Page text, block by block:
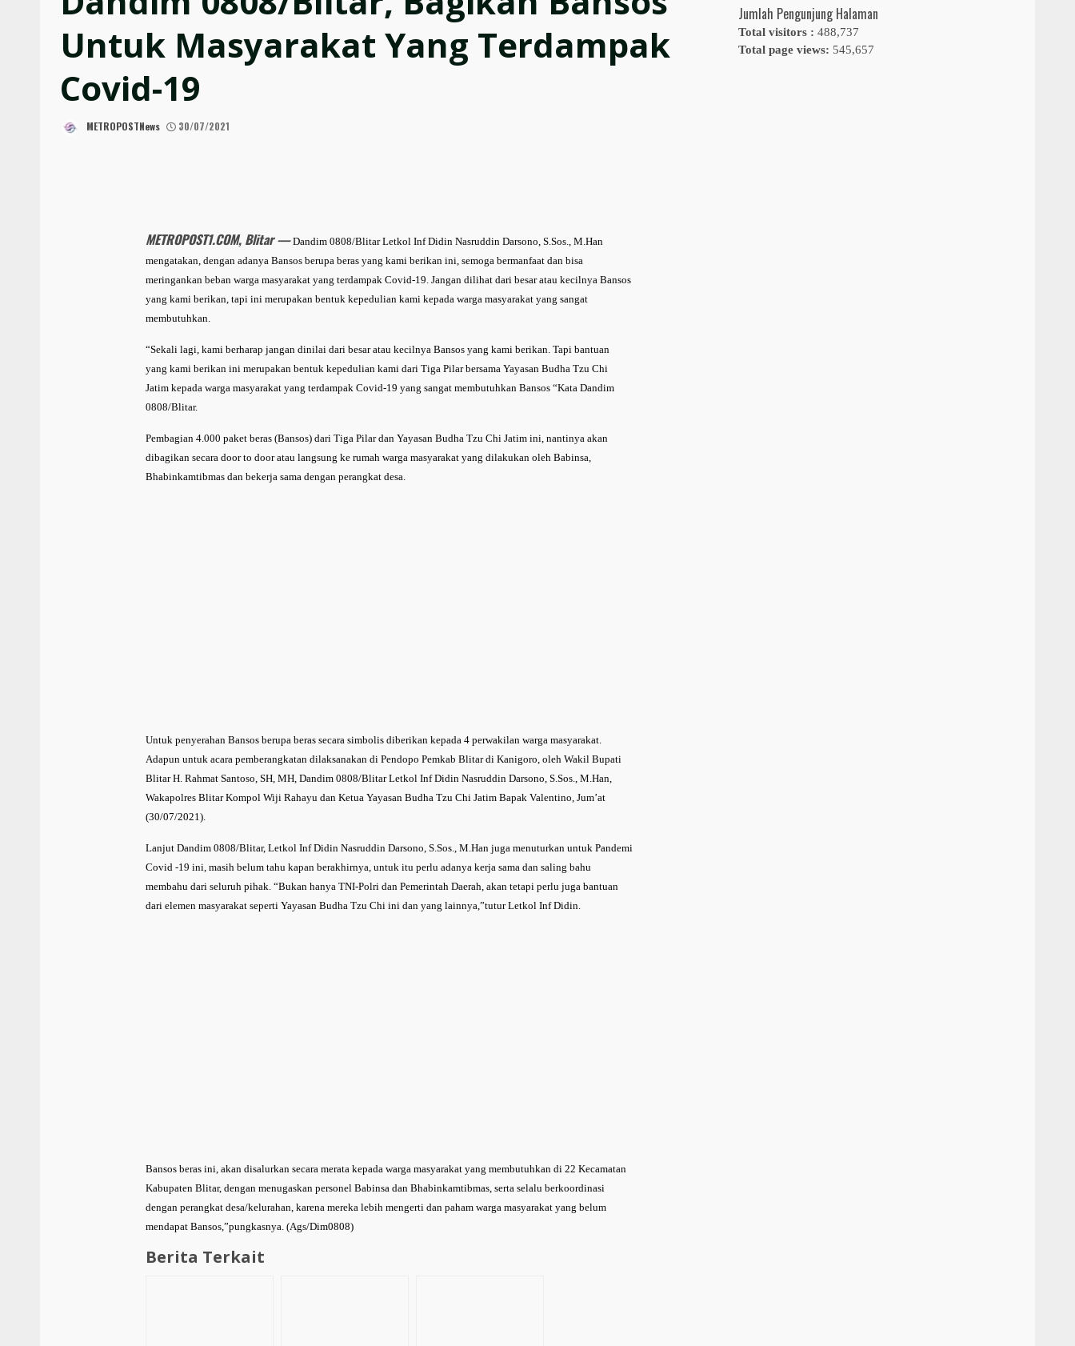
Untuk Masyarakat Yang Terdampak
Covid-19
METROPOSTNews 30/07/2021
METROPOST1.COM, Blitar —Dandim 0808/Blitar Letkol Inf Didin Nasruddin Darsono, S.Sos., M.Han
mengatakan, dengan adanya Bansos berupa beras yang kami berikan ini, semoga bermanfaat dan bisa
meringankan beban warga masyarakat yang terdampak Covid-19. Jangan dilihat dari besar atau kecilnya Bansos
yang kami berikan, tapi ini merupakan bentuk kepedulian kami kepada warga masyarakat yang sangat
membutuhkan.
“Sekali lagi, kami berharap jangan dinilai dari besar atau kecilnya Bansos yang kami berikan. Tapi bantuan
yang kami berikan ini merupakan bentuk kepedulian kami dari Tiga Pilar bersama Yayasan Budha Tzu Chi
Jatim kepada warga masyarakat yang terdampak Covid-19 yang sangat membutuhkan Bansos “Kata Dandim
0808/Blitar.
Pembagian 4.000 paket beras (Bansos) dari Tiga Pilar dan Yayasan Budha Tzu Chi Jatim ini, nantinya akan
dibagikan secara door to door atau langsung ke rumah warga masyarakat yang dilakukan oleh Babinsa,
Bhabinkamtibmas dan bekerja sama dengan perangkat desa.
Untuk penyerahan Bansos berupa beras secara simbolis diberikan kepada 4 perwakilan warga masyarakat.
Adapun untuk acara pemberangkatan dilaksanakan di Pendopo Pemkab Blitar di Kanigoro, oleh Wakil Bupati
Blitar H. Rahmat Santoso, SH, MH, Dandim 0808/Blitar Letkol Inf Didin Nasruddin Darsono, S.Sos., M.Han,
Wakapolres Blitar Kompol Wiji Rahayu dan Ketua Yayasan Budha Tzu Chi Jatim Bapak Valentino, Jum’at
(30/07/2021).
Lanjut Dandim 0808/Blitar, Letkol Inf Didin Nasruddin Darsono, S.Sos., M.Han juga menuturkan untuk Pandemi
Covid -19 ini, masih belum tahu kapan berakhirnya, untuk itu perlu adanya kerja sama dan saling bahu
membahu dari seluruh pihak. “Bukan hanya TNI-Polri dan Pemerintah Daerah, akan tetapi perlu juga bantuan
dari elemen masyarakat seperti Yayasan Budha Tzu Chi ini dan yang lainnya,”tutur Letkol Inf Didin.
Bansos beras ini, akan disalurkan secara merata kepada warga masyarakat yang membutuhkan di 22 Kecamatan
Kabupaten Blitar, dengan menugaskan personel Babinsa dan Bhabinkamtibmas, serta selalu berkoordinasi
dengan perangkat desa/kelurahan, karena mereka lebih mengerti dan paham warga masyarakat yang belum
mendapat Bansos,”pungkasnya. (Ags/Dim0808)
Berita Terkait
Jumlah Pengunjung Halaman
Total visitors :488,737
Total page views: 545,657